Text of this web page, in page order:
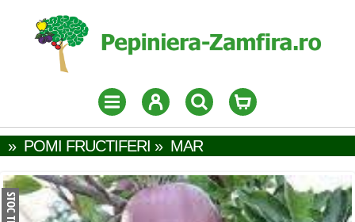
» POMI FRUCTIFERI » MAR